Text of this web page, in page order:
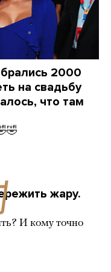
2000
на свадьбу
что там
жару.
И кому точно